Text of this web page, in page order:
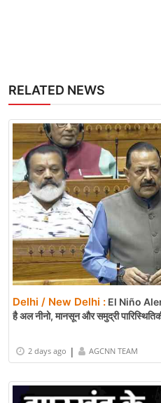
RELATED NEWS
Delhi / New Delhi : El Niño
है अल नीनो, मानसून और समुद्री
2 days ago | AGCNN TEAM